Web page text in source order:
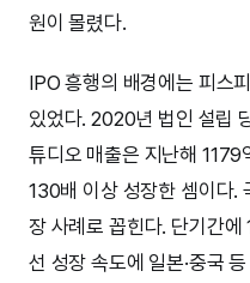
원이 몰렸다.
IPO 흥행의 배경에는 피스
있었다. 2020년 법인 설립
튜디오 매출은 지난해
130배 이상 성장한 셈이다.
장 사례로 꼽힌다. 단기간
선 성장 속도에 일본·중국